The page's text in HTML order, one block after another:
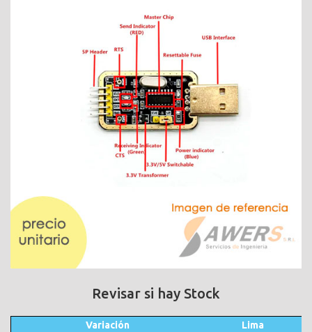
Revisar si hay Stock
Variación Lima